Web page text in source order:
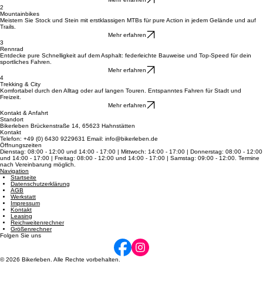
Erste sichere Fahrversuche mit unseren hochwertigen Kinderrädern. Ideal für kleine Entdecker
und Beginner.
Mehr erfahren
2
Meistern Sie Stock und Stein mit erstklassigen MTBs für pure Action in jedem Gelände und auf
Trails.
Mehr erfahren
3
Entdecke pure Schnelligkeit auf dem Asphalt: federleichte Bauweise und Top-Speed für dein
sportliches Fahren.
Mehr erfahren
4
Komfortabel durch den Alltag oder auf langen Touren. Entspanntes Fahren für Stadt und
Freizeit.
Mehr erfahren
Kontakt & Anfahrt
Standort
Bikerleben Brückenstraße 14, 65623 Hahnstätten
Kontakt
Telefon: +49 (0) 6430 9229631 Email: info@bikerleben.de
Öffnungszeiten
Dienstag: 08:00 - 12:00 und 14:00 - 17:00 | Mittwoch: 14:00 - 17:00 | Donnerstag: 08:00 - 12:00
und 14:00 - 17:00 | Freitag: 08:00 - 12:00 und 14:00 - 17:00 | Samstag: 09:00 - 12:00. Termine
nach Vereinbarung möglich.
Navigation
Startseite
Datenschutzerklärung
AGB
Werkstatt
Impressum
Kontakt
Leasing